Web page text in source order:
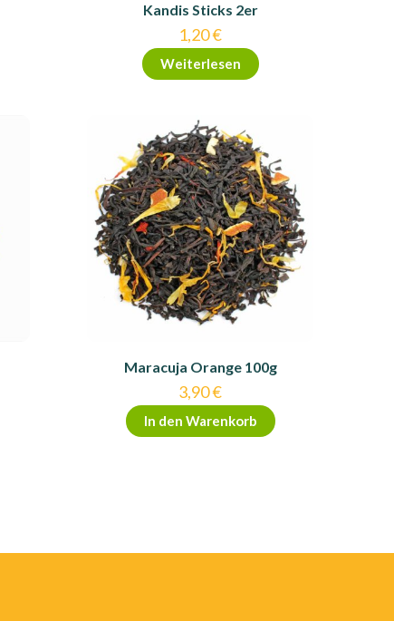
Kandis Sticks 2er
1,20€
Weiterlesen
Maracuja Orange 100g
3,90€
In den Warenkorb